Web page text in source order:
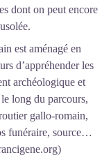
dont on peut encore
est aménagé en
d’appréhender les
archéologique et
long du parcours,
gallo-romain,
funéraire, source…